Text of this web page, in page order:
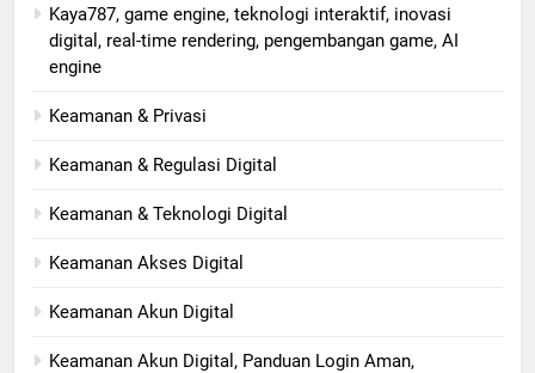
Kaya787, game engine, teknologi interaktif, inovasi
digital, real-time rendering, pengembangan game, AI
engine
Keamanan & Privasi
Keamanan & Regulasi Digital
Keamanan & Teknologi Digital
Keamanan Akses Digital
Keamanan Akun Digital
Keamanan Akun Digital, Panduan Login Aman,